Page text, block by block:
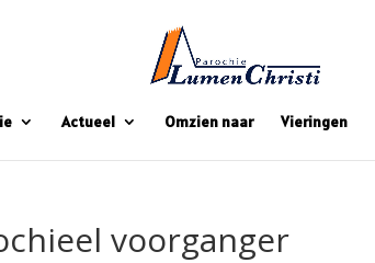
Actueel Omzien naar Vieringen
voorganger